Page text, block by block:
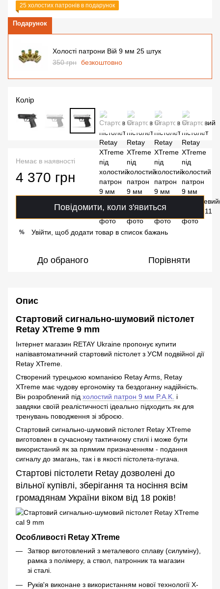
25 холостих патронів в подарунок
Подарунок
Холості патрони Вій 9 мм 25 штук
350 грн безкоштовно
Колір
Немає в наявності
4 370 грн
Повідомити, коли з'явиться
% Увійти, щоб додати товар в список бажань
До обраного Порівняти
Опис
Стартовий сигнально-шумовий пістолет
Retay XTreme 9 mm
Інтернет магазин RETAY Ukraine пропонує купити
напівавтоматичний стартовий пістолет з УСМ подвійної дії
Retay XTreme.
Створений турецькою компанією Retay Arms, Retay
XTreme має чудову ергономіку та бездоганну надійність.
Він розроблений під холостий патрон 9 мм P.A.K. і
завдяки своїй реалістичності ідеально підходить як для
тренувань поводження зі зброєю.
Стартовий сигнально-шумовий пістолет Retay XTreme
виготовлен в сучасному тактичному стилі і може бути
використаний як за прямим призначенням - подання
сигналу до змагань, так і в якості пістолета-пугача.
Стартові пістолети Retay дозволені до
вільної купівлі, зберігання та носіння всім
громадянам України віком від 18 років!
Особливості Retay XTreme
Затвор виготовлений з металевого сплаву (силуміну),
рамка з полімеру, а ствол, патронник та магазин
зі сталі.
Руків'я виконане з використанням нової технології X-